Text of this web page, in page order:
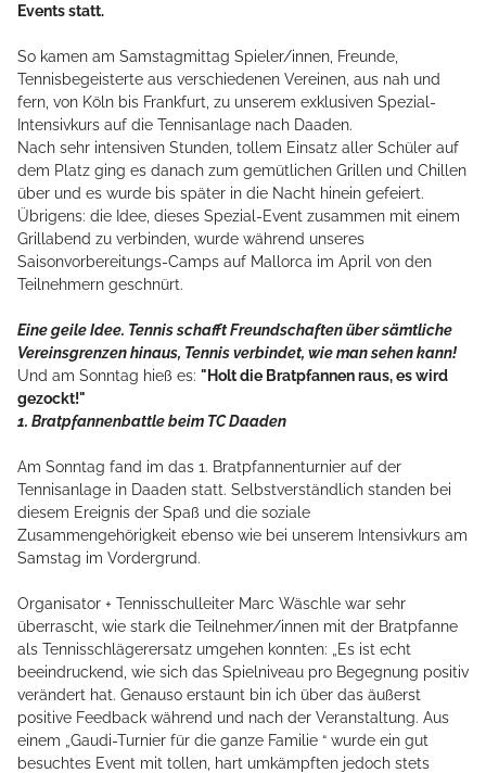
Events statt.
So kamen am Samstagmittag Spieler/innen, Freunde,
Tennisbegeisterte aus verschiedenen Vereinen, aus nah und
fern, von Köln bis Frankfurt, zu unserem exklusiven Spezial-
Intensivkurs auf die Tennisanlage nach Daaden.
Nach sehr intensiven Stunden, tollem Einsatz aller Schüler auf
dem Platz ging es danach zum gemütlichen Grillen und Chillen
über und es wurde bis später in die Nacht hinein gefeiert.
Übrigens: die Idee, dieses Spezial-Event zusammen mit einem
Grillabend zu verbinden, wurde während unseres
Saisonvorbereitungs-Camps auf Mallorca im April von den
Teilnehmern geschnürt.
Eine geile Idee. Tennis schafft Freundschaften über sämtliche
Vereinsgrenzen hinaus, Tennis verbindet, wie man sehen kann!
Und am Sonntag hieß es: "Holt die Bratpfannen raus, es wird
gezockt!"
1. Bratpfannenbattle beim TC Daaden
Am Sonntag fand im das 1. Bratpfannenturnier auf der
Tennisanlage in Daaden statt. Selbstverständlich standen bei
diesem Ereignis der Spaß und die soziale
Zusammengehörigkeit ebenso wie bei unserem Intensivkurs am
Samstag im Vordergrund.
Organisator + Tennisschulleiter Marc Wäschle war sehr
überrascht, wie stark die Teilnehmer/innen mit der Bratpfanne
als Tennisschlägerersatz umgehen konnten: „Es ist echt
beeindruckend, wie sich das Spielniveau pro Begegnung positiv
verändert hat. Genauso erstaunt bin ich über das äußerst
positive Feedback während und nach der Veranstaltung. Aus
einem „Gaudi-Turnier für die ganze Familie “ wurde ein gut
besuchtes Event mit tollen, hart umkämpften jedoch stets